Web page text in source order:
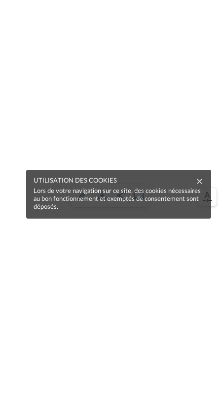
UTILISATION DES COOKIES
Lors de votre navigation sur ce site, des cookies nécessaires
au bon fonctionnement et exemptés de consentement sont
déposés.